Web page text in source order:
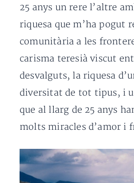
25 anys un rere l’altre
riquesa que m’ha pogut
comunitària a les
carisma teresià viscut
desvalguts, la riquesa
diversitat de tot tipus, i
que al llarg de 25 anys
molts miracles d’amor i